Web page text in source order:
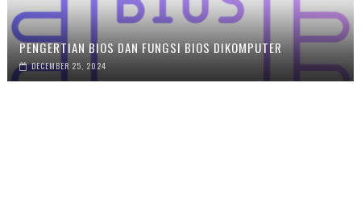
PENGERTIAN BIOS DAN FUNGSI BIOS DIKOMPUTER
DECEMBER 25, 2024